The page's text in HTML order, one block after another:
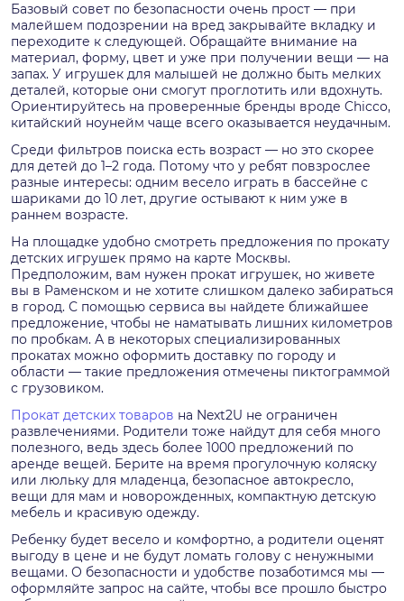
Базовый совет по безопасности очень прост — при
малейшем подозрении на вред закрывайте вкладку и
переходите к следующей. Обращайте внимание на
материал, форму, цвет и уже при получении вещи — на
запах. У игрушек для малышей не должно быть мелких
деталей, которые они смогут проглотить или вдохнуть.
Ориентируйтесь на проверенные бренды вроде Chicco,
китайский ноунейм чаще всего оказывается неудачным.
Среди фильтров поиска есть возраст — но это скорее
для детей до 1–2 года. Потому что у ребят повзрослее
разные интересы: одним весело играть в бассейне с
шариками до 10 лет, другие остывают к ним уже в
раннем возрасте.
На площадке удобно смотреть предложения по прокату
детских игрушек прямо на карте Москвы.
Предположим, вам нужен прокат игрушек, но живете
вы в Раменском и не хотите слишком далеко забираться
в город. С помощью сервиса вы найдете ближайшее
предложение, чтобы не наматывать лишних километров
по пробкам. А в некоторых специализированных
прокатах можно оформить доставку по городу и
области — такие предложения отмечены пиктограммой
с грузовиком.
Прокат детских товаров на Next2U не ограничен
развлечениями. Родители тоже найдут для себя много
полезного, ведь здесь более 1000 предложений по
аренде вещей. Берите на время прогулочную коляску
или люльку для младенца, безопасное автокресло,
вещи для мам и новорожденных, компактную детскую
мебель и красивую одежду.
Ребенку будет весело и комфортно, а родители оценят
выгоду в цене и не будут ломать голову с ненужными
вещами. О безопасности и удобстве позаботимся мы —
оформляйте запрос на сайте, чтобы все прошло быстро